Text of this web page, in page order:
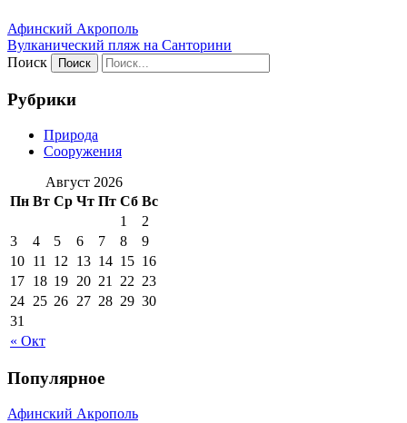
Афинский Акрополь
Вулканический пляж на Санторини
Поиск
Рубрики
Природа
Сооружения
Август 2026
Пн Вт Ср Чт Пт Сб Вс
« Окт
1
2
3
4 5 6 7 8
9
10 11 12 13 14 15 16
17 18 19 20 21 22 23
24 25 26 27 28 29 30
31
Популярное
Афинский Акрополь